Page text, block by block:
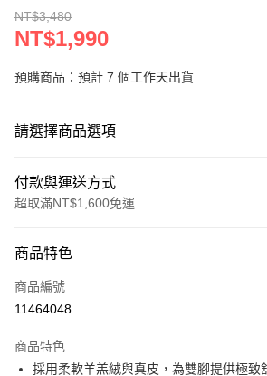
NT$3,480
NT$1,990
預購商品：預計 7 個工作天出貨
請選擇商品選項
付款與運送方式
超取滿NT$1,600免運
信用卡一次付款
LINE Pay
街口支付
商品特色
商品編號
11464048
商品特色
採用柔軟羊羔絨與真皮，為雙腳提供極致